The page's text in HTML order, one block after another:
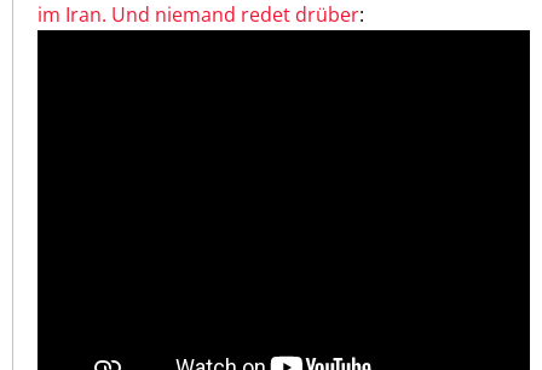
im Iran. Und niemand redet drüber: